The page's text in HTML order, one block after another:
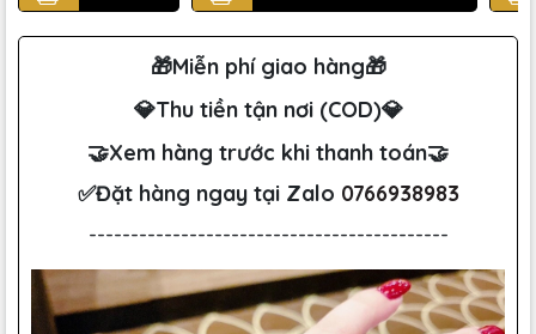
🎁Miễn phí giao hàng🎁
💎Thu tiền tận nơi (COD)💎
🤝Xem hàng trước khi thanh toán🤝
✅Đặt hàng ngay tại Zalo 0766938983
-------------------------------------------